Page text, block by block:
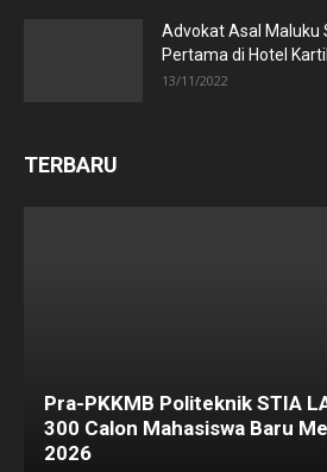
Advokat Asal Maluku
Pertama di Hotel
13/11/2022
TERBARU
Pra-PKKMB Politeknik STIA
300 Calon Mahasiswa Baru
2026